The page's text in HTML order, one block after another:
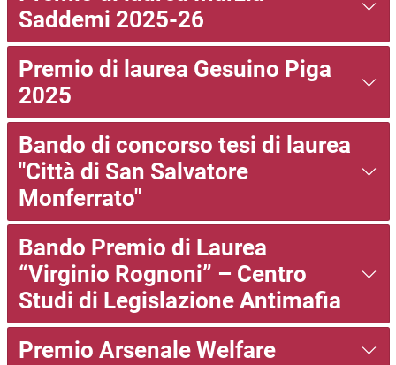
Saddemi 2025-26
Premio di laurea Gesuino Piga
2025
Bando di concorso tesi di laurea
"Città di San Salvatore
Monferrato"
Bando Premio di Laurea
“Virginio Rognoni” – Centro
Studi di Legislazione Antimafia
Premio Arsenale Welfare